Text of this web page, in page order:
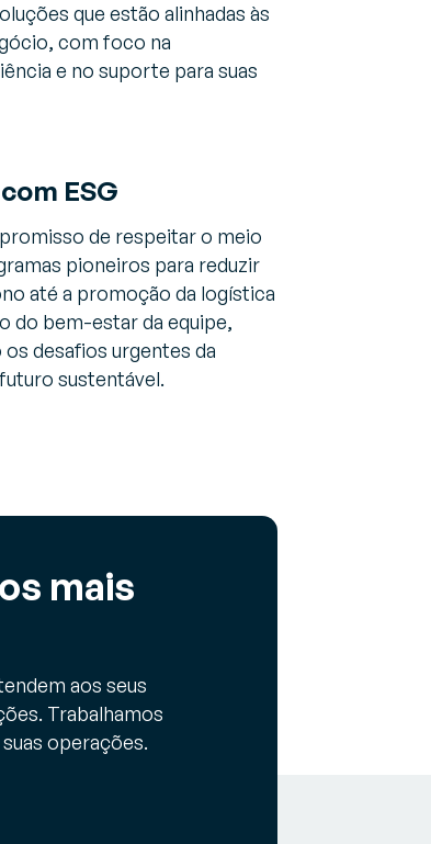
que estão alinhadas às
com foco na
e no suporte para suas
ESG
de respeitar o meio
pioneiros para reduzir
até a promoção da logística
do bem-estar da equipe,
desafios urgentes da
sustentável.
mais
aos seus
Trabalhamos
operações.